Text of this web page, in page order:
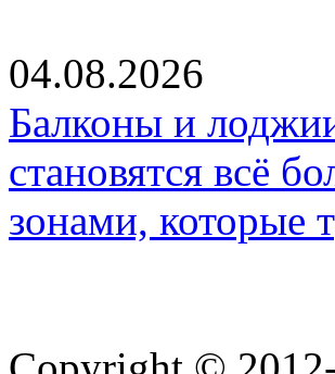
04.08.2026
Балконы и
становятся всё
зонами, которые